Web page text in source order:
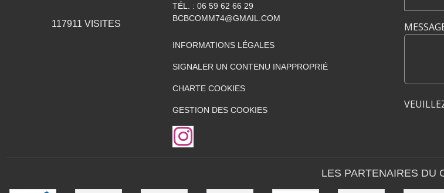
117911 VISITES
TÉL. : 06 59 62 66 29
BCBCOMM74@GMAIL.COM
INFORMATIONS LÉGALES
SIGNALER UN CONTENU INAPPROPRIÉ
CHARTE COOKIES
GESTION DES COOKIES
LES PARTENAIRES DU